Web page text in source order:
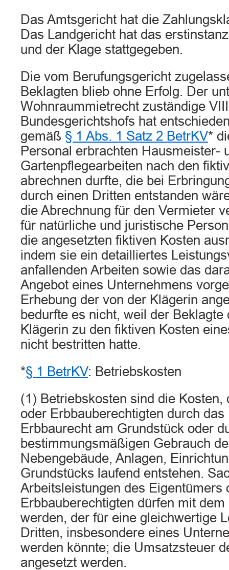
Das Amtsgericht hat die
Das Landgericht hat das
und der Klage stattgegeben.
Die vom Berufungsgericht
Beklagten blieb ohne Erfolg. Der
Wohnraummietrecht zuständige
Bundesgerichtshofs hat
gemäß § 1 Abs. 1 Satz 2 BetrKV*
Personal erbrachten Hausmeister-
Gartenpflegearbeiten nach den
abrechnen durfte, die bei
durch einen Dritten entstanden
die Abrechnung für den Vermieter
für natürliche und juristische
die angesetzten fiktiven Kosten
indem sie ein detailliertes
anfallenden Arbeiten sowie das
Angebot eines Unternehmens
Erhebung der von der Klägerin
bedurfte es nicht, weil der Beklagte
Klägerin zu den fiktiven Kosten
nicht bestritten hatte.
*§ 1 BetrKV: Betriebskosten
(1) Betriebskosten sind die Kosten,
oder Erbbauberechtigten durch
Erbbaurecht am Grundstück oder
bestimmungsmäßigen Gebrauch
Nebengebäude, Anlagen,
Grundstücks laufend entstehen.
Arbeitsleistungen des Eigentümers
Erbbauberechtigten dürfen mit
werden, der für eine gleichwertige
Dritten, insbesondere eines
werden könnte; die Umsatzsteuer
angesetzt werden.